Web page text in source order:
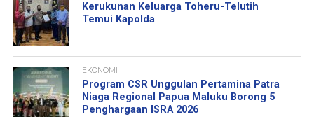
Kerukunan Keluarga Toheru-Telutih
Temui Kapolda
EKONOMI
Program CSR Unggulan Pertamina Patra
Niaga Regional Papua Maluku Borong 5
Penghargaan ISRA 2026